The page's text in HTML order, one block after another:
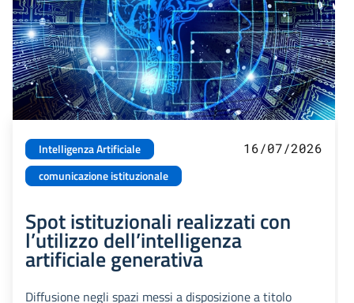
Intelligenza Artificiale
comunicazione istituzionale
16/07/2026
Spot istituzionali realizzati con
l’utilizzo dell’intelligenza
artificiale generativa
Diffusione negli spazi messi a disposizione a titolo